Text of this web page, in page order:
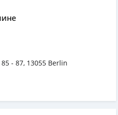
- 87, 13055 Berlin